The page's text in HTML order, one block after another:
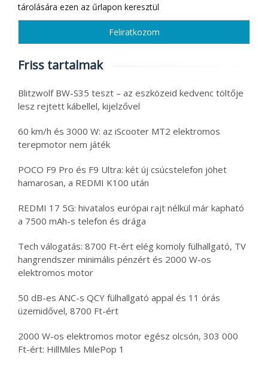
tárolására ezen az űrlapon keresztül
Friss tartalmak
Blitzwolf BW-S35 teszt – az eszközeid kedvenc töltője
lesz rejtett kábellel, kijelzővel
60 km/h és 3000 W: az iScooter MT2 elektromos
terepmotor nem játék
POCO F9 Pro és F9 Ultra: két új csúcstelefon jöhet
hamarosan, a REDMI K100 után
REDMI 17 5G: hivatalos európai rajt nélkül már kapható
a 7500 mAh-s telefon és drága
Tech válogatás: 8700 Ft-ért elég komoly fülhallgató, TV
hangrendszer minimális pénzért és 2000 W-os
elektromos motor
50 dB-es ANC-s QCY fülhallgató appal és 11 órás
üzemidővel, 8700 Ft-ért
2000 W-os elektromos motor egész olcsón, 303 000
Ft-ért: HillMiles MilePop 1